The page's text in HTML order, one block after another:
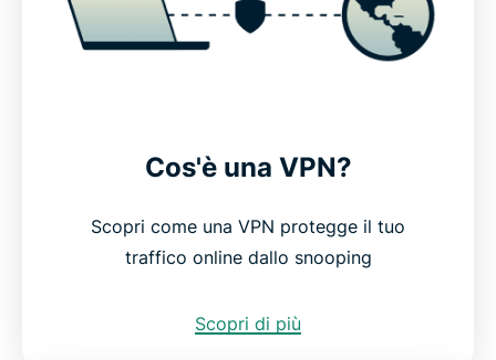
Cos'è una VPN?
Scopri come una VPN protegge il tuo
traffico online dallo snooping
Scopri di più